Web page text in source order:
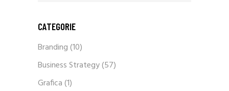
CATEGORIE
Branding(10)
Business Strategy(57)
Grafica(1)